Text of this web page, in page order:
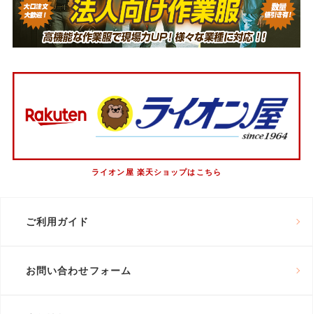
ライオン屋 楽天ショップはこちら
ご利用ガイド
お問い合わせフォーム